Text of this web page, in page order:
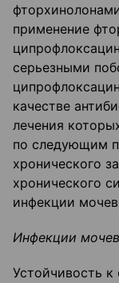
применение
серьезными
качестве
лечения
по следующим
хронического
хронического
инфекции
Инфекции
Устойчивость